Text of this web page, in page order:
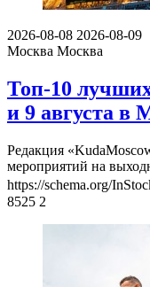
2026-08-08 2026-08-09
Москва Москва
Топ-10
и 9 августа в
Редакция
мероприятий на
https://schema.org/
8525 2